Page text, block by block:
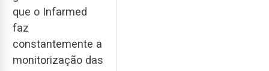
que o Infarmed
faz
constantemente a
monitorização das